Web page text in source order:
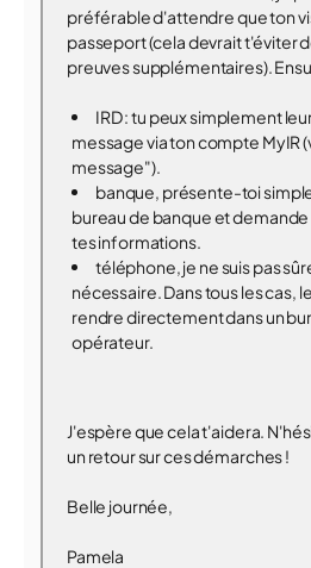
préférable d'attendre que ton
passeport (cela devrait t'éviter
preuves supplémentaires).
IRD : tu peux simplement
message via ton compte MyIR
message").
banque, présente-toi
bureau de banque et
tes informations.
téléphone, je ne suis pas
nécessaire. Dans tous les cas,
rendre directement dans un
opérateur.
J'espère que cela t'aidera.
un retour sur ces démarches !
Belle journée,
Pamela